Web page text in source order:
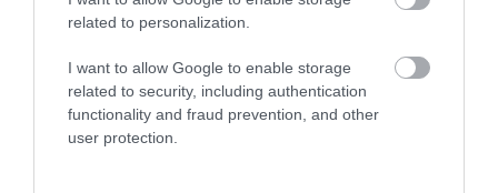
related to personalization.
I want to allow Google to enable storage
related to security, including authentication
functionality and fraud prevention, and other
user protection.
NÉZZ KÖRBE TÉMÁK SZERINT!
AIRBNB AJÁNLÓ AUSZTRIA BALATON BELFÖLDI TURIZMUS